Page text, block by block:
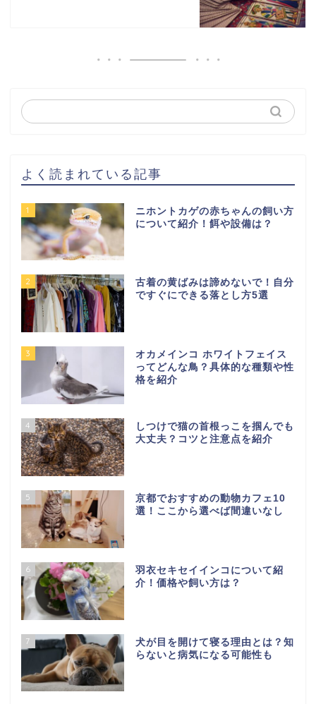
よく読まれている記事
1
ニホントカゲの赤ちゃんの飼い方
について紹介！餌や設備は？
2
古着の黄ばみは諦めないで！自分
ですぐにできる落とし方5選
3
オカメインコ ホワイトフェイス
ってどんな鳥？具体的な種類や性
格を紹介
4
しつけで猫の首根っこを掴んでも
大丈夫？コツと注意点を紹介
5
京都でおすすめの動物カフェ10
選！ここから選べば間違いなし
6
羽衣セキセイインコについて紹
介！価格や飼い方は？
7
犬が目を開けて寝る理由とは？知
らないと病気になる可能性も